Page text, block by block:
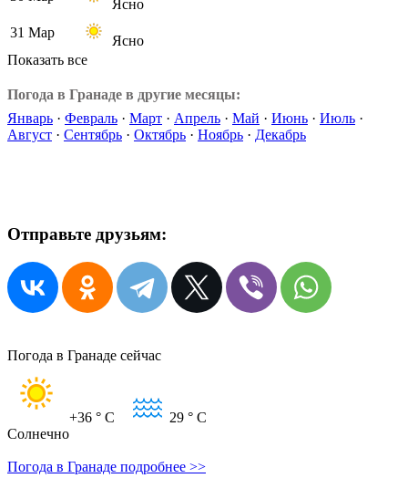
Ясно
31 Мар
Ясно
Показать все
Погода в Гранаде в другие месяцы:
Январь · Февраль · Март · Апрель · Май · Июнь · Июль ·
Август · Сентябрь · Октябрь · Ноябрь · Декабрь
Отправьте друзьям:
Погода в Гранаде сейчас
+36 ° C 29 ° C
Солнечно
Погода в Гранаде подробнее >>